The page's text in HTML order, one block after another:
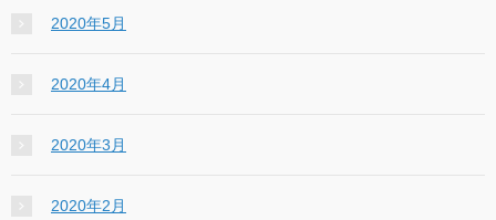
2020年5月
2020年4月
2020年3月
2020年2月